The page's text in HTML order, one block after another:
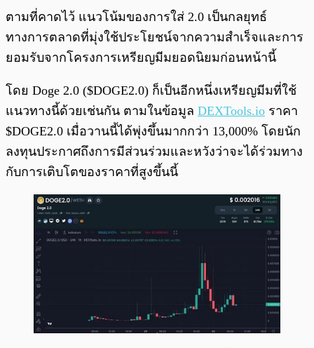
ตามที่คาดไว้ แนวโน้มของการใส่ 2.0 เป็นกลยุทธ์
ทางการตลาดที่มุ่งใช้ประโยชน์จากความสำเร็จและการ
ยอมรับจากโครงการเหรียญมีมยอดนิยมก่อนหน้านี้
โดย Doge 2.0 ($DOGE2.0) ก็เป็นอีกหนึ่งเหรียญมีมที่ใช้
แนวทางนี้ด้วยเช่นกัน ตามในข้อมูล DEXTools.io ราคา
$DOGE2.0 เมื่อวานนี้ได้พุ่งขึ้นมากกว่า 13,000% โดยนัก
ลงทุนประกาศถึงการมีส่วนร่วมและหวังว่าจะได้ร่วมทาง
กับการเติบโตของราคาที่สูงขึ้นนี้